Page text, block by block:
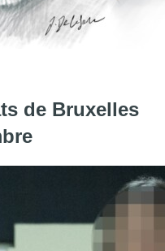
des attentats de
de Bruxelles